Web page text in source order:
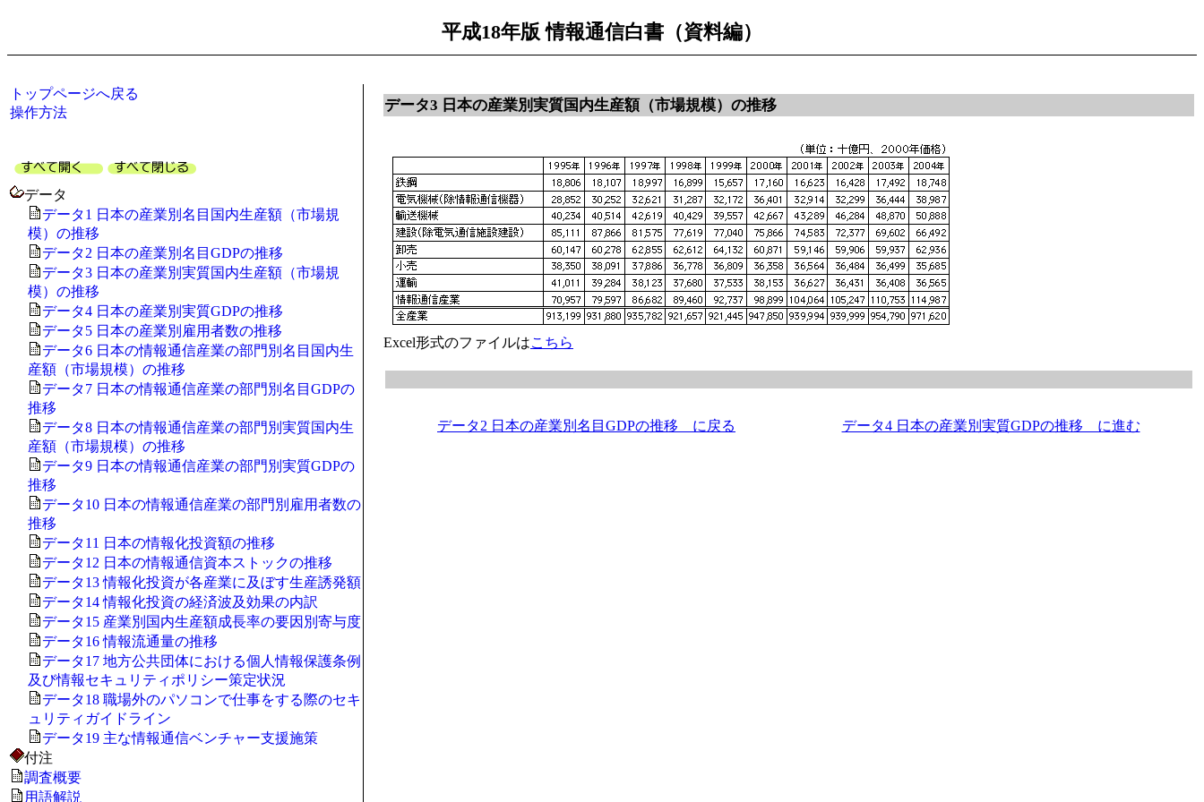
平成18年版 情報通信白書（資料編）
トップページへ戻る
操作方法
データ
データ1 日本の産業別名目国内生産額（市場規
模）の推移
データ2 日本の産業別名目GDPの推移
データ3 日本の産業別実質国内生産額（市場規
模）の推移
データ4 日本の産業別実質GDPの推移
データ5 日本の産業別雇用者数の推移
データ6 日本の情報通信産業の部門別名目国内生
産額（市場規模）の推移
データ7 日本の情報通信産業の部門別名目GDPの
推移
データ8 日本の情報通信産業の部門別実質国内生
産額（市場規模）の推移
データ9 日本の情報通信産業の部門別実質GDPの
推移
データ10 日本の情報通信産業の部門別雇用者数の
推移
データ11 日本の情報化投資額の推移
データ12 日本の情報通信資本ストックの推移
データ13 情報化投資が各産業に及ぼす生産誘発額
データ14 情報化投資の経済波及効果の内訳
データ15 産業別国内生産額成長率の要因別寄与度
データ16 情報流通量の推移
データ17 地方公共団体における個人情報保護条例
及び情報セキュリティポリシー策定状況
データ18 職場外のパソコンで仕事をする際のセキ
ュリティガイドライン
データ19 主な情報通信ベンチャー支援施策
付注
調査概要
用語解説
データ3 日本の産業別実質国内生産額（市場規模）の推移
Excel形式のファイルはこちら
データ2 日本の産業別名目GDPの推移 に戻る データ4 日本の産業別実質GDPの推移 に進む